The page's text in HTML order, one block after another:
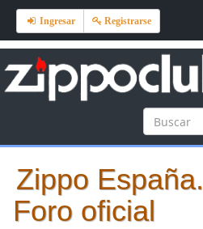
Ingresar Registrarse
Zippo España.
Foro oficial